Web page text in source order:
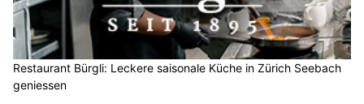
Restaurant Bürgli: Leckere saisonale Küche in Zürich Seebach
geniessen